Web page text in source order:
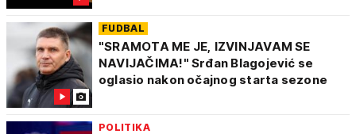
FUDBAL
"SRAMOTA ME JE, IZVINJAVAM SE
NAVIJAČIMA!" Srđan Blagojević se
oglasio nakon očajnog starta sezone
POLITIKA